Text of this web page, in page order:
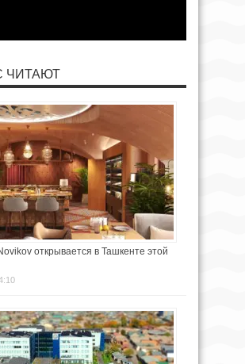
ЧИТАЮТ
открывается в Ташкенте этой